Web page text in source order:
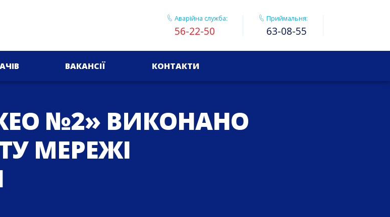
Аварійна служба:
56-22-50
Приймальня:
63-08-55
ВАКАНСІЇ КОНТАКТИ
№2» ВИКОНАНО
МЕРЕЖІ